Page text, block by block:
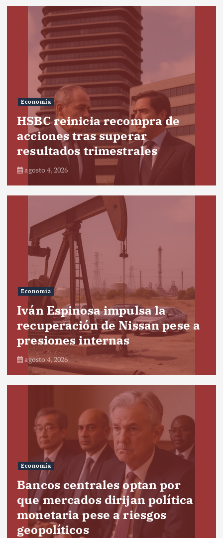
Economía
HSBC reinicia recompra de
acciones tras superar
resultados trimestrales
agosto 4, 2026
Economía
Iván Espinosa impulsa la
recuperación de Nissan pese a
presiones internas
agosto 4, 2026
Economía
Bancos centrales optan por
que mercados dirijan política
monetaria pese a riesgos
geopolíticos